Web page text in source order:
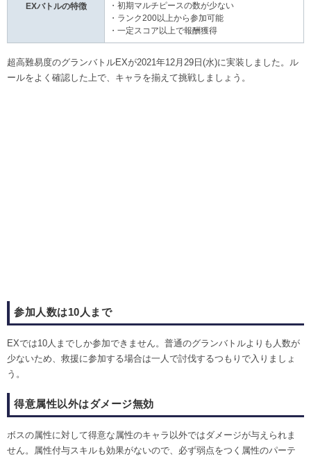
EXバトルの特徴
・初期マルチピースの数が少ない
・ランク200以上から参加可能
・一定スコア以上で報酬獲得
超高難易度のグランバトルEXが2021年12月29日(水)に実装しました。ル
ールをよく確認した上で、キャラを揃えて挑戦しましょう。
参加人数は10人まで
EXでは10人までしか参加できません。普通のグランバトルよりも人数が
少ないため、救援に参加する場合は一人で討伐するつもりで入りましょ
う。
得意属性以外はダメージ無効
ボスの属性に対して得意な属性のキャラ以外ではダメージが与えられま
せん。属性付与スキルも効果がないので、必ず弱点をつく属性のパーテ